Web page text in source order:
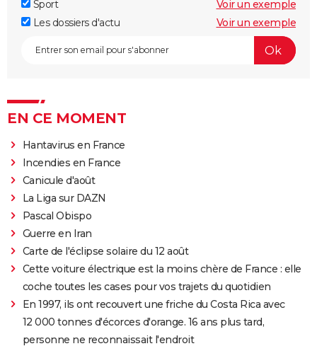
Sport
Voir un exemple
Les dossiers d'actu
Voir un exemple
EN CE MOMENT
Hantavirus en France
Incendies en France
Canicule d'août
La Liga sur DAZN
Pascal Obispo
Guerre en Iran
Carte de l'éclipse solaire du 12 août
Cette voiture électrique est la moins chère de France : elle
coche toutes les cases pour vos trajets du quotidien
En 1997, ils ont recouvert une friche du Costa Rica avec
12 000 tonnes d'écorces d'orange. 16 ans plus tard,
personne ne reconnaissait l'endroit